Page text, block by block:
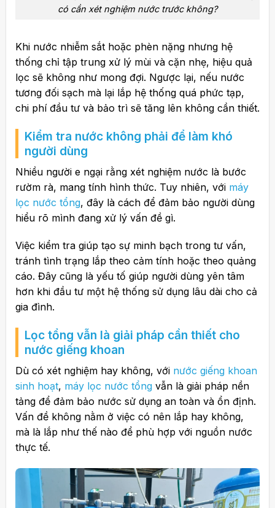
có cần xét nghiệm nước trước không?
Khi nước nhiễm sắt hoặc phèn nặng nhưng hệ
thống chỉ tập trung xử lý mùi và cặn nhẹ, hiệu quả
lọc sẽ không như mong đợi. Ngược lại, nếu nước
tương đối sạch mà lại lắp hệ thống quá phức tạp,
chi phí đầu tư và bảo trì sẽ tăng lên không cần thiết.
Kiểm tra nước không phải để làm khó
người dùng
Nhiều người e ngại rằng xét nghiệm nước là bước
rườm rà, mang tính hình thức. Tuy nhiên, với máy
lọc nước tổng, đây là cách để đảm bảo người dùng
hiểu rõ mình đang xử lý vấn đề gì.
Việc kiểm tra giúp tạo sự minh bạch trong tư vấn,
tránh tình trạng lắp theo cảm tính hoặc theo quảng
cáo. Đây cũng là yếu tố giúp người dùng yên tâm
hơn khi đầu tư một hệ thống sử dụng lâu dài cho cả
gia đình.
Lọc tổng vẫn là giải pháp cần thiết cho
nước giếng khoan
Dù có xét nghiệm hay không, với nước giếng khoan
sinh hoạt, máy lọc nước tổngvẫn là giải pháp nền
tảng để đảm bảo nước sử dụng an toàn và ổn định.
Vấn đề không nằm ở việc có nên lắp hay không,
mà là lắp như thế nào để phù hợp với nguồn nước
thực tế.